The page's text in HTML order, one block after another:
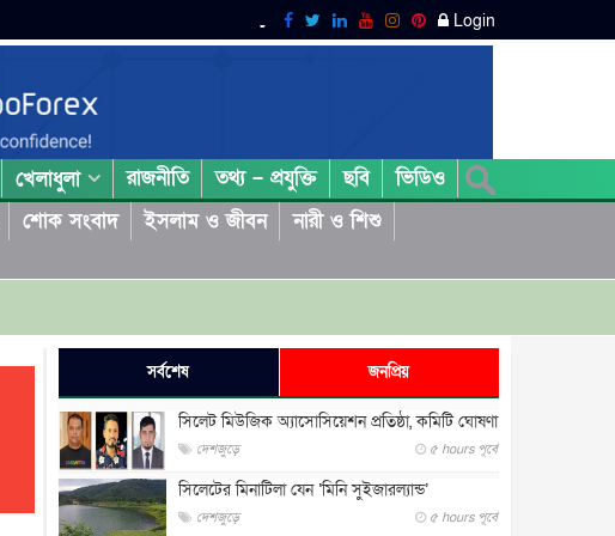
Login
খেলাধুলা রাজনীতি তথ্য – প্রযুক্তি ছবি ভিডিও
শোক সংবাদ ইসলাম ও জীবন নারী ও শিশু
সর্বশেষ জনপ্রিয়
সিলেট মিউজিক অ্যাসোসিয়েশন প্রতিষ্ঠা, কমিটি ঘোষণা
দেশজুড়ে ৫ hours পূর্বে
সিলেটের মিনাটিলা যেন ‘মিনি সুইজারল্যান্ড’
দেশজুড়ে ৫ hours পূর্বে